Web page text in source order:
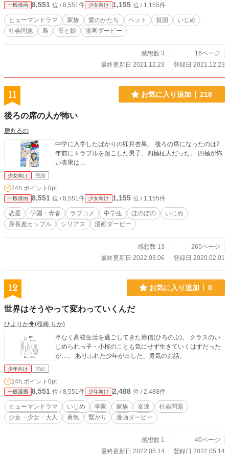
一般漫画 8,551 位 / 8,551件 少女向け 1,155 位 / 1,155件
ヒューマンドラマ 家族 愛のかたち ペット 貧困
いじめ
社会問題
鳥 母と娘 漫画ダービー
感想数 3
16ページ
最終更新日 2021.12.23
登録日 2021.12.23
11 お気に入り追加 218
後ろの席の人が怖い
鹿丸るの
中学に入学したばかりの卯月杏果。 後ろの席になったのは2
年前にトラブルを起こした男子、四極柾人だった。 四極が怖
い杏果は…
少女向け 完結
24h.ポイント 0pt
一般漫画 8,551 位 / 8,551件 少女向け 1,155 位 / 1,155件
恋愛 学園・青春 ラブコメ 中学生 ほのぼの
いじめ
身長差カップル
シリアス 漫画ダービー
感想数 13
265ページ
最終更新日 2022.03.06
登録日 2020.02.01
12 お気に入り追加 0
世界はそうやって変わっていくんだ
ひよりか🐥(桜崎 りか)
卒なく高校生活を過ごしてきた博信(ひろのぶ)。 クラスのい
じめられっ子・小桜のことも気にせず生きていくはずだった
が…。 ありふれた少年が出した、勇気のお話。
少年向け 完結
24h.ポイント 0pt
一般漫画 8,551 位 / 8,551件 少年向け 2,488 位 / 2,488件
ヒューマンドラマ いじめ 学園 家族 友達
社会問題
少女・少女・大人
勇気 繋がり 漫画ダービー
感想数 1
40ページ
最終更新日 2022.05.14
登録日 2022.05.14